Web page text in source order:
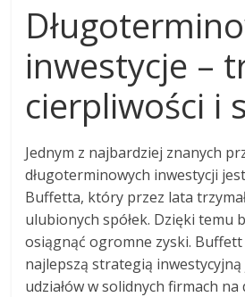
inwestycje –
cierpliwości i
Jednym z najbardziej znanych
długoterminowych inwestycji
Buffetta, który przez lata
ulubionych spółek. Dzięki temu
osiągnąć ogromne zyski. Buffett
najlepszą strategią
udziałów w solidnych firmach na